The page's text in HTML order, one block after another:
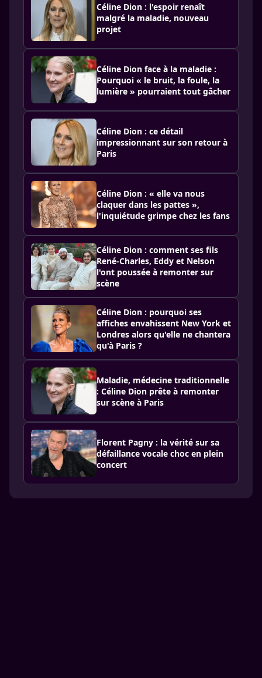
Céline Dion : l'espoir renaît
malgré la maladie, nouveau
projet
Céline Dion face à la maladie :
Pourquoi « le bruit, la foule, la
lumière » pourraient tout gâcher
Céline Dion : ce détail
impressionnant sur son retour à
Paris
Céline Dion : « elle va nous
claquer dans les pattes »,
l'inquiétude grimpe chez les fans
Céline Dion : comment ses fils
René-Charles, Eddy et Nelson
l'ont poussée à remonter sur
scène
Céline Dion : pourquoi ses
affiches envahissent New York et
Londres alors qu'elle ne chantera
qu'à Paris ?
Maladie, médecine traditionnelle
: Céline Dion prête à remonter
sur scène à Paris
Florent Pagny : la vérité sur sa
défaillance vocale choc en plein
concert